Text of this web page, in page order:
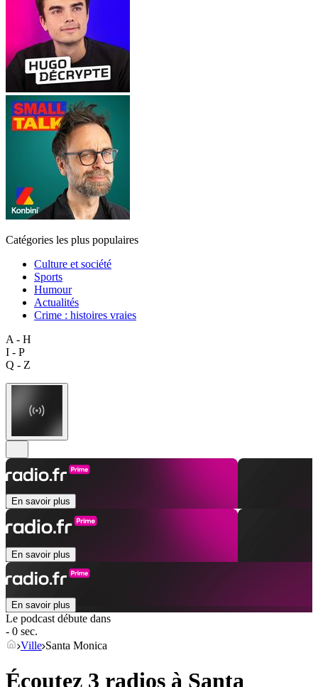
Catégories les plus populaires
Culture et société
Sports
Humour
Actualités
Crime : histoires vraies
A - H
I - P
Q - Z
En savoir plus
En savoir plus
En savoir plus
Le podcast débute dans
- 0 sec.
Ville Santa Monica
Écoutez 3 radios à Santa